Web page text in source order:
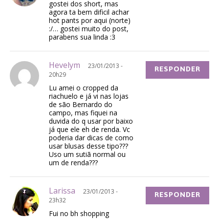
gostei dos short, mas
agora ta bem dificil achar
hot pants por aqui (norte)
:/… gostei muito do post,
parabens sua linda :3
Hevelym
23/01/2013 -
20h29
Lu amei o cropped da
riachuelo e já vi nas lojas
de são Bernardo do
campo, mas fiquei na
duvida do q usar por baixo
já que ele eh de renda. Vc
poderia dar dicas de como
usar blusas desse tipo???
Uso um sutiã normal ou
um de renda???
RESPONDER
Larissa
23/01/2013 -
23h32
Fui no bh shopping
RESPONDER